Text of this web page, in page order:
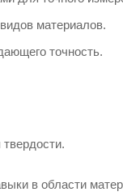
материалов.
точность.
в области